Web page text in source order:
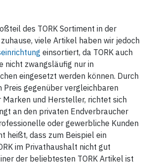
des TORK Sortiment in der
zuhause, viele Artikel haben wir jedoch
einsortiert, da TORK auch
nicht zwangsläufig nur in
eingesetzt werden können. Durch
Preis gegenüber vergleichbaren
Marken und Hersteller, richtet sich
an den privaten Endverbraucher
oder gewerbliche Kunden
heißt, dass zum Beispiel ein
im Privathaushalt nicht gut
der beliebtesten TORK Artikel ist